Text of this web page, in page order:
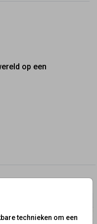
technieken om een
op een